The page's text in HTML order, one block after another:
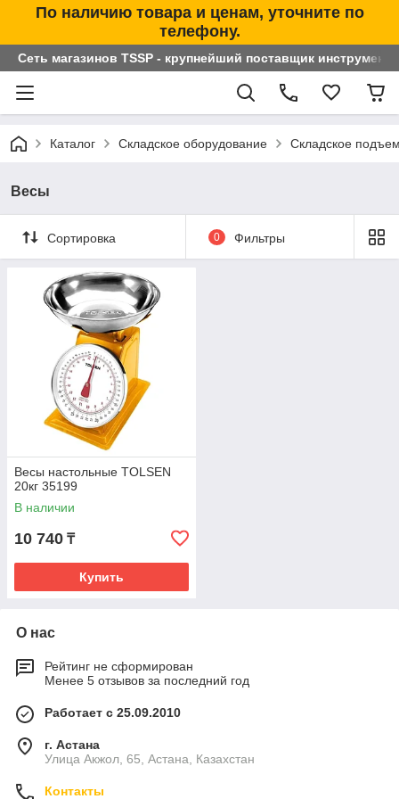
По наличию товара и ценам, уточните по
телефону.
Сеть магазинов TSSP - крупнейший поставщик
Каталог Складское оборудование Складское
Весы
Сортировка 0 Фильтры
Весы настольные TOLSEN
20кг 35199
В наличии
10 740 ₸
Купить
О нас
Рейтинг не сформирован
Менее 5 отзывов за последний год
Работает с 25.09.2010
г. Астана
Улица Акжол, 65, Астана, Казахстан
Контакты